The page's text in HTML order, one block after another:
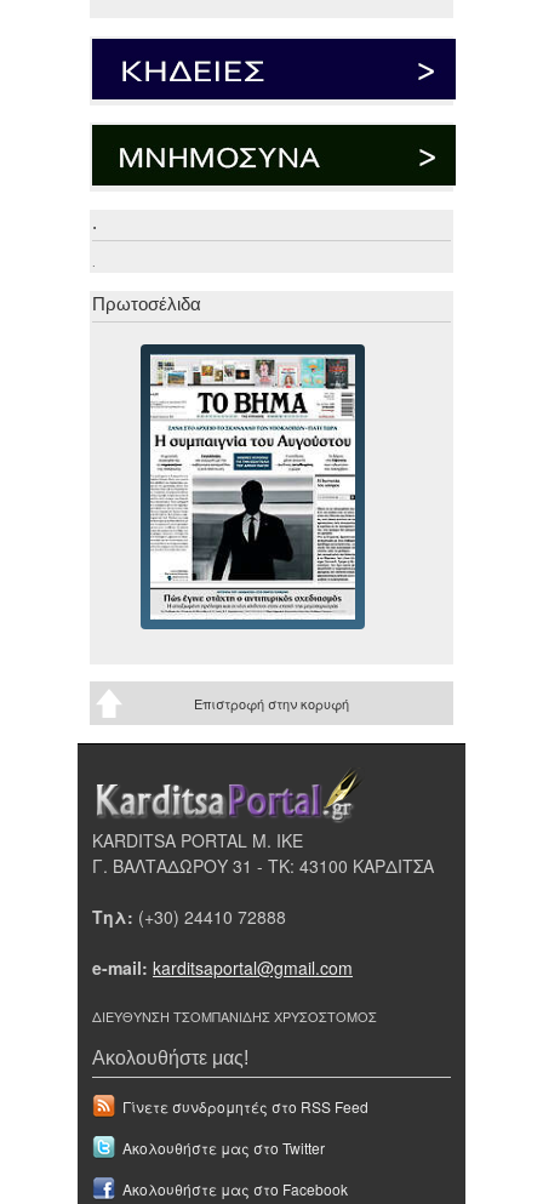
.
.
Πρωτοσέλιδα
Επιστροφή στην κορυφή
KARDITSA PORTAL Μ. ΙΚΕ
Γ. ΒΑΛΤΑΔΩΡΟΥ 31 - ΤΚ: 43100 ΚΑΡΔΙΤΣΑ
Τηλ: (+30) 24410 72888
e-mail: karditsaportal@gmail.com
ΔΙΕΥΘΥΝΣΗ ΤΣΟΜΠΑΝΙΔΗΣ ΧΡΥΣΟΣΤΟΜΟΣ
Ακολουθήστε μας!
Γίνετε συνδρομητές στο RSS Feed
Ακολουθήστε μας στο Twitter
Ακολουθήστε μας στο Facebook